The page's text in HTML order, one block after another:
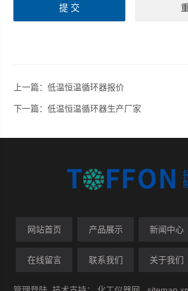
上一篇：低温恒温循环器报价
下一篇：低温恒温循环器生产厂家
网站首页 产品展示 新闻中心
在线留言 联系我们 关于我们